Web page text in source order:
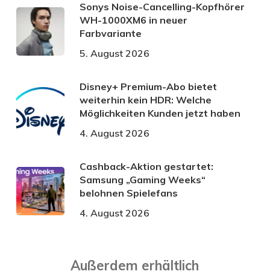
Sonys Noise-Cancelling-Kopfhörer
WH-1000XM6 in neuer
Farbvariante
5. August 2026
Disney+ Premium-Abo bietet
weiterhin kein HDR: Welche
Möglichkeiten Kunden jetzt haben
4. August 2026
Cashback-Aktion gestartet:
Samsung „Gaming Weeks“
belohnen Spielefans
4. August 2026
Außerdem erhältlich